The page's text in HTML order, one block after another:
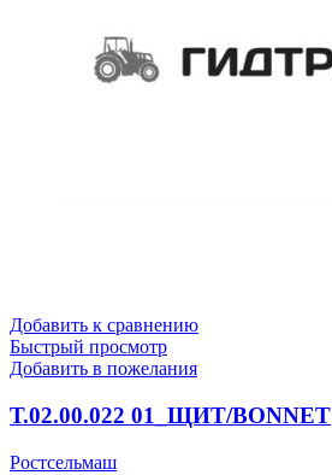
Добавить к сравнению
Быстрый просмотр
Добавить в пожелания
Т.02.00.022 01_ЩИТ/BONNET
Ростсельмаш